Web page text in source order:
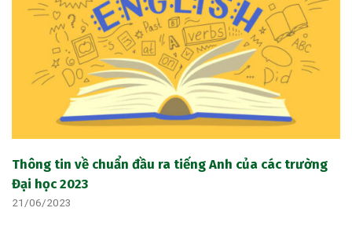
Thông tin về chuẩn đầu ra tiếng Anh của các trường
Đại học 2023
21/06/2023